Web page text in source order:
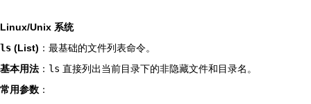
Linux/Unix 系统
ls (List) ：最基础的文件列表命令。
基本用法 ： ls 直接列出当前目录下的非隐藏文件和目录名。
常用参数 ：